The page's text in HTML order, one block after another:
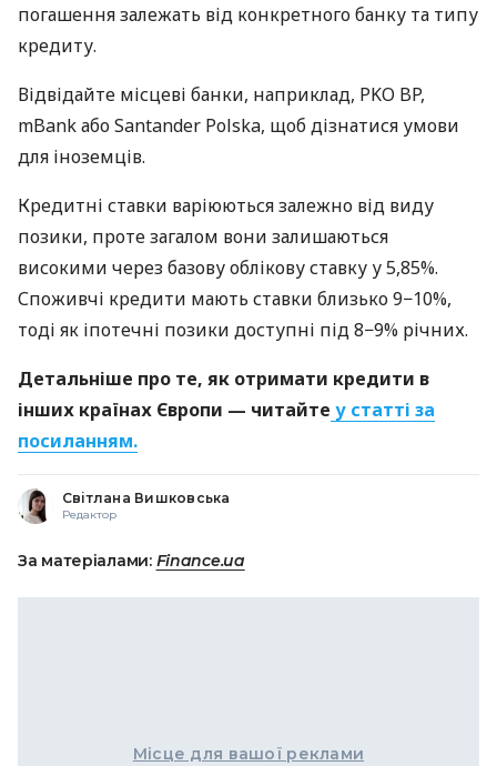
погашення залежать від конкретного банку та типу
кредиту.
Відвідайте місцеві банки, наприклад, PKO BP,
mBank або Santander Polska, щоб дізнатися умови
для іноземців.
Кредитні ставки варіюються залежно від виду
позики, проте загалом вони залишаються
високими через базову облікову ставку у 5,85%.
Споживчі кредити мають ставки близько 9−10%,
тоді як іпотечні позики доступні під 8−9% річних.
Детальніше про те, як отримати кредити в
інших країнах Європи — читайте у статті за
посиланням.
Світлана Вишковська
Редактор
За матеріалами: Finance.ua
Місце для вашої реклами